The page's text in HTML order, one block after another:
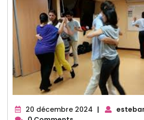
20 décembre 2024 20
|